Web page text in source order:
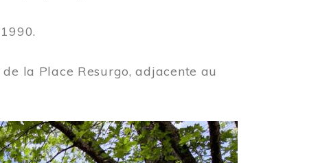
la Place Resurgo, adjacente au